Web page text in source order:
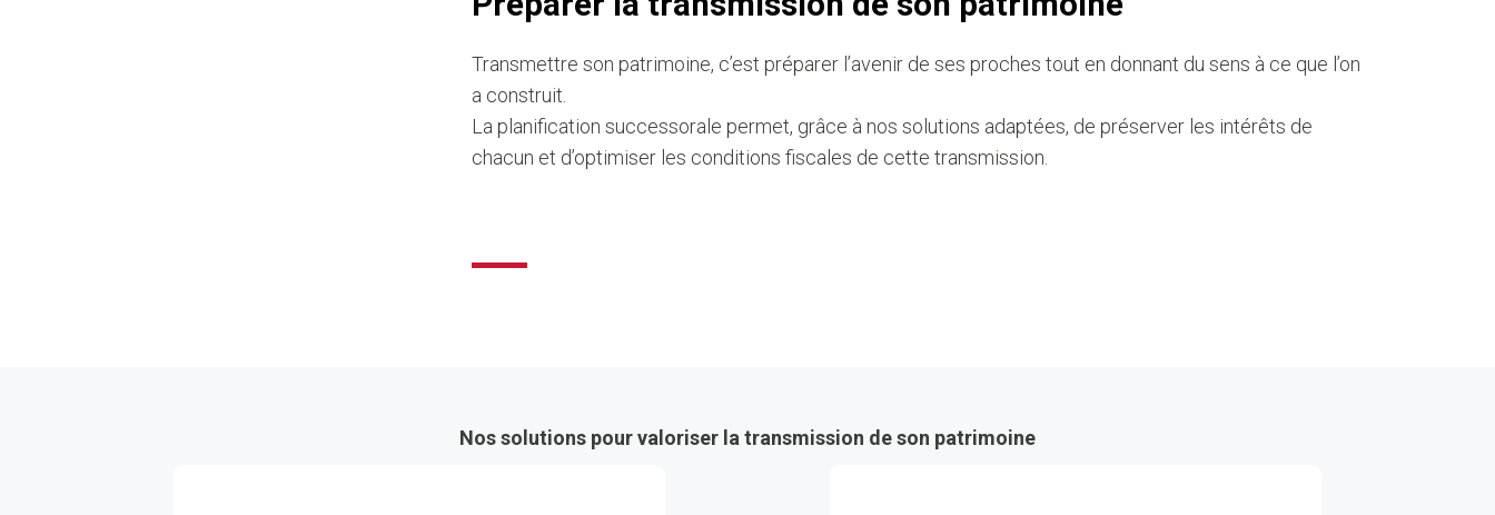
Transmettre son patrimoine, c’est préparer l’avenir de ses proches tout en donnant du sens à ce que l’on
a construit.
La planification successorale permet, grâce à nos solutions adaptées, de préserver les intérêts de
chacun et d’optimiser les conditions fiscales de cette transmission.
Nos solutions pour valoriser la transmission de son patrimoine